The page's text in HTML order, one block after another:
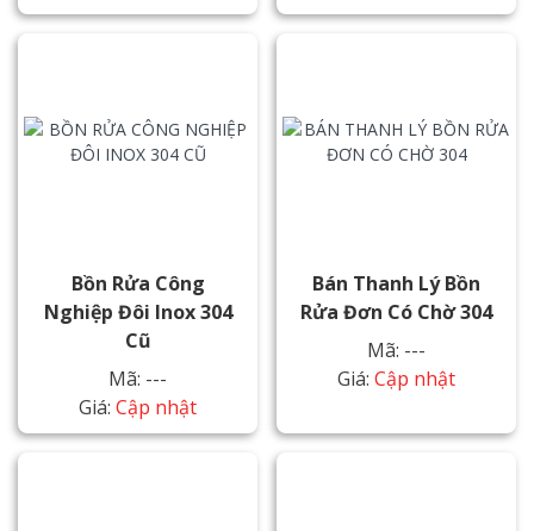
Bồn Rửa Công
Nghiệp Đôi Inox 304
Cũ
Mã: ---
Giá: Cập nhật
Bán Thanh Lý Bồn
Rửa Đơn Có Chờ 304
Mã: ---
Giá: Cập nhật